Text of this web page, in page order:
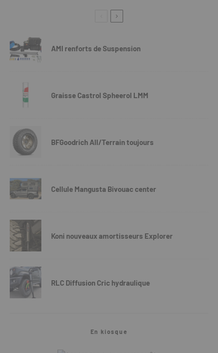
AMI renforts de Suspension
Graisse Castrol Spheerol LMM
BFGoodrich All/Terrain toujours
Cellule Mangusta Bivouac center
Koni nouveaux amortisseurs Explorer
RLC Diffusion Cric hydraulique
En kiosque